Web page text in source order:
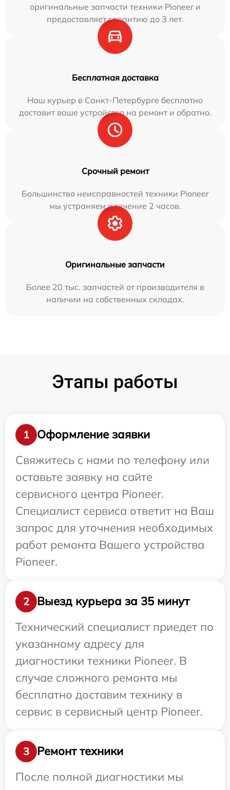
оригинальные запчасти техники Pioneer и
предоставляет гарантию до 3 лет.
Бесплатная доставка
Наш курьер в Санкт-Петербурге бесплатно
доставит ваше устройство на ремонт и обратно.
Срочный ремонт
Большинство неисправностей техники Pioneer
мы устраняем в течение 2 часов.
Оригинальные запчасти
Более 20 тыс. запчастей от производителя в
наличии на собственных складах.
Этапы работы
1
Оформление заявки
Свяжитесь с нами по телефону или
оставьте заявку на сайте
сервисного центра Pioneer.
Специалист сервиса ответит на Ваш
запрос для уточнения необходимых
работ ремонта Вашего устройства
Pioneer.
2
Выезд курьера за 35 минут
Технический специалист приедет по
указанному адресу для
диагностики техники Pioneer. В
случае сложного ремонта мы
бесплатно доставим технику в
сервис в сервисный центр Pioneer.
3
Ремонт техники
После полной диагностики мы